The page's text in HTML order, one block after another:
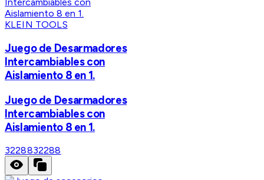
KLEIN TOOLS
Juego de Desarmadores
Intercambiables con
Aislamiento 8 en 1.
Juego de Desarmadores
Intercambiables con
Aislamiento 8 en 1.
3228832288